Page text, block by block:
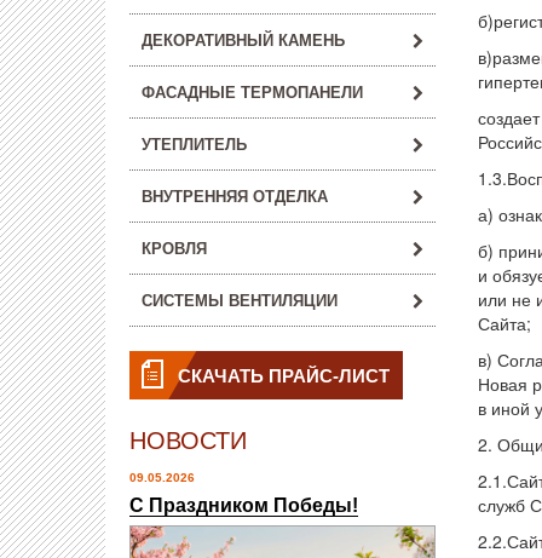
ДЕКОРАТИВНЫЙ КАМЕНЬ
ФАСАДНЫЕ ТЕРМОПАНЕЛИ
УТЕПЛИТЕЛЬ
ВНУТРЕННЯЯ ОТДЕЛКА
КРОВЛЯ
СИСТЕМЫ ВЕНТИЛЯЦИИ
СКАЧАТЬ ПРАЙС-ЛИСТ
НОВОСТИ
09.05.2026
С Праздником Победы!
а)
б)
и
или не
Сайта;
в)
Новая
в иной
2.
служб